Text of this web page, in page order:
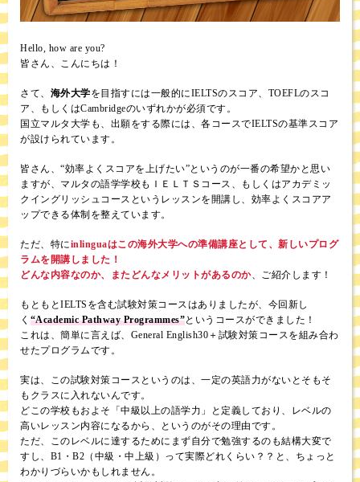
Hello, how are you?
皆さん、こんにちは！
さて、 海外大学を目指すには一般的にIELTSのスコア、TOEFLのスコ
ア、もしくはCambridgeのいずれかが必須です。
国立マルタ大学も、出願をする際には、各コースでIELTSの基準スコア
が設けられています。
皆さん、“効率よくスコアを上げたい”というのが一番の希望かと思い
ますが、マルタの語学学校もＩＥＬＴＳコース、もしくはアカデミッ
クイングリッシュコースというレッスンを開講し、効率よくスコアア
ップできる体制を整えています。
ただ、特にinlinguaはこの海外大学への準備講座として、新しいプログ
ラムを開講しました！
どんな内容なのか、またどんなメリットがあるのか、ご紹介します！
もともとIELTSを含む試験対策コースはありましたが、今回新し
く “Academic Pathway Programmes”というコースができました！
これは、簡単に言えば、General English30＋試験対策コースを組み合わ
せたプログラムです。
実は、この試験対策コースというのは、一定の英語力がないとそもそ
もクラスに入れないんです。
どこの学校もおよそ「中級以上の語学力」と定義しており、レベルの
高いレッスン内容になるから、というのがその理由です。
ただ、このレベルに達するためにまず自分で勉強するのも結構大変で
すし、B1・B2（中級・中上級）って実際どれくらい？？と、ちょっと
わかりづらいかもしれません。